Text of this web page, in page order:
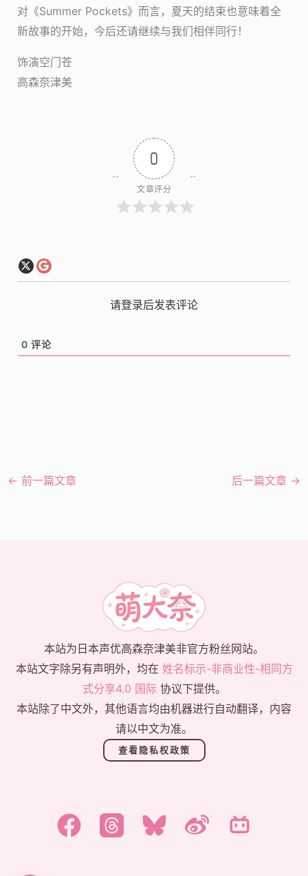
对《Summer Pockets》而言，夏天的结束也意味着全
新故事的开始，今后还请继续与我们相伴同行！
饰演空门苍
高森奈津美
0
文章评分
请登录后发表评论
0 评论
← 前一篇文章 后一篇文章 →
本站为日本声优高森奈津美非官方粉丝网站。
本站文字除另有声明外，均在 姓名标示-非商业性-相同方
式分享4.0 国际协议下提供。
本站除了中文外，其他语言均由机器进行自动翻译，内容
请以中文为准。
查看隐私权政策
日本語